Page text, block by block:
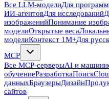
Все LLM-моделиДля
ИИ-агентовДля исследований
изображенийПонимание
моделиОткрытые веса
моделиКонтекст 1M+Для
MCP
Все MCP-серверыAI и
обучениеРазработкаПоиск
данныхБраузерыДизайн
сайтов